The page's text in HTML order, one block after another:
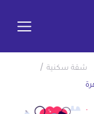
شقة سكنية /